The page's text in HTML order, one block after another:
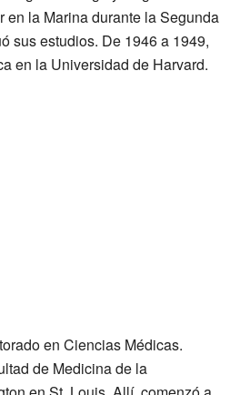
en la Marina durante la Segunda
sus estudios. De 1946 a 1949,
en la Universidad de Harvard.
en Ciencias Médicas.
de Medicina de la